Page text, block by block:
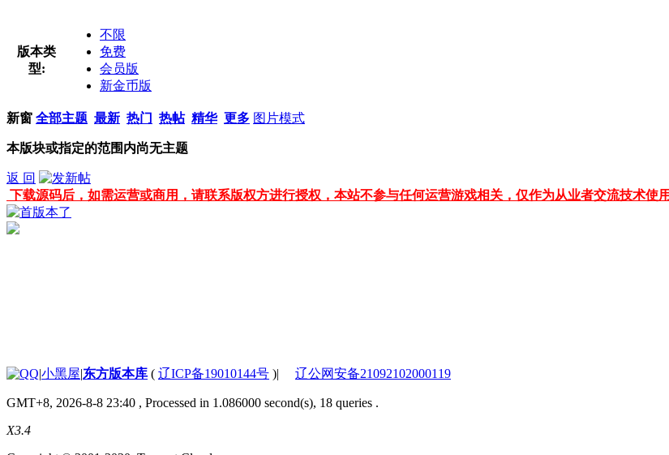
版本类
型:
不限
免费
会员版
新金币版
新窗 全部主题 最新 热门 热帖 精华 更多 图片模式
本版块或指定的范围内尚无主题
返 回
下载源码后，如需运营或商用，请联系版权方进行授权，本站不参与任何运营游戏相关，仅作为从业者交流技术使
|小黑屋|东方版本库 ( 辽ICP备19010144号 )| 辽公网安备21092102000119
GMT+8, 2026-8-8 23:40 , Processed in 1.086000 second(s), 18 queries .
X3.4